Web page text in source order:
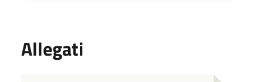
Allegati